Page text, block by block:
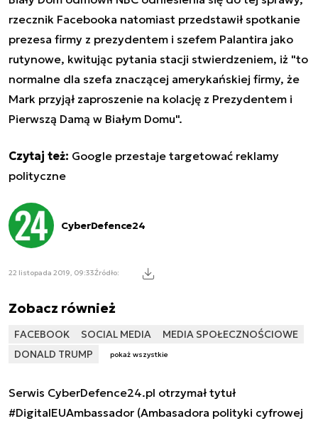
rzecznik Facebooka natomiast przedstawił spotkanie
prezesa firmy z prezydentem i szefem Palantira jako
rutynowe, kwitując pytania stacji stwierdzeniem, iż "to
normalne dla szefa znaczącej amerykańskiej firmy, że
Mark przyjął zaproszenie na kolację z Prezydentem i
Pierwszą Damą w Białym Domu".
Czytaj też: Google przestaje targetować reklamy
polityczne
CyberDefence24
22 listopada 2019, 09:33Źródło:
Zobacz również
FACEBOOK SOCIAL MEDIA
MEDIA SPOŁECZNOŚCIOWE
DONALD TRUMP
pokaż wszystkie
Serwis CyberDefence24.pl otrzymał tytuł
#DigitalEUAmbassador (Ambasadora polityki cyfrowej